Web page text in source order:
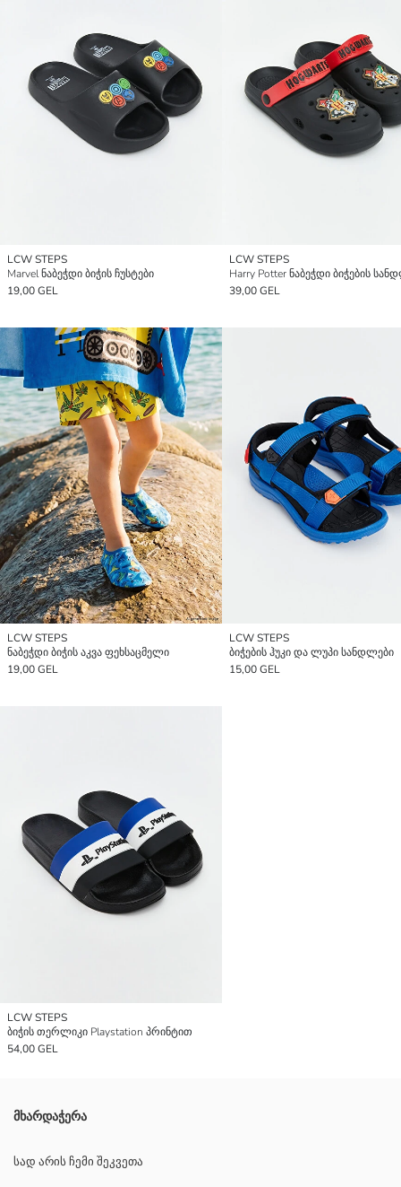
LCW STEPS
Marvel ნაბეჭდი ბიჭის ჩუსტები
19,00 GEL
LCW STEPS
Harry Potter ნაბეჭდი ბიჭების
39,00 GEL
LCW STEPS
ნაბეჭდი ბიჭის აკვა ფეხსაცმელი
19,00 GEL
LCW STEPS
ბიჭების ჰუკი და ლუპი სანდლები
15,00 GEL
LCW STEPS
ბიჭის თერლიკი Playstation პრინტით
54,00 GEL
მხარდაჭერა
სად არის ჩემი შეკვეთა